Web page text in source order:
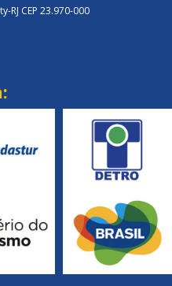
RJ CEP 23.970-000